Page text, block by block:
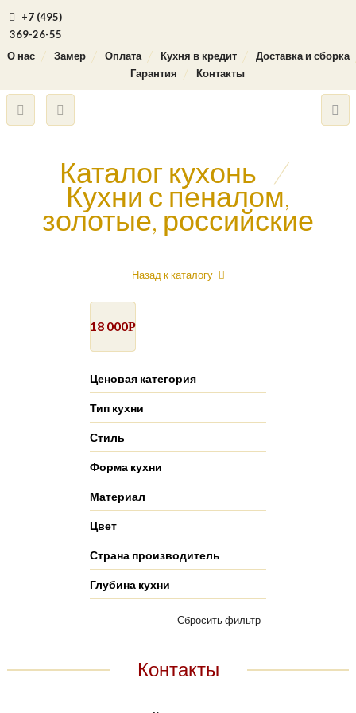
+7 (495)
369-26-55
О нас
Замер Оплата Кухня в кредит
Доставка и сборка
Гарантия
Контакты
Каталог кухонь /
Кухни с пеналом,
золотые, российские
Назад к каталогу
18 000Р
Ценовая категория
Тип кухни
Стиль
Форма кухни
Материал
Цвет
Страна производитель
Глубина кухни
Контакты